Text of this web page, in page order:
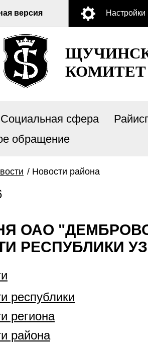
версия Настройки
КОМИТЕТ
Социальная сфера
обращение
/ Новости района
ОАО
РЕСПУБЛИКИ
республики
региона
района